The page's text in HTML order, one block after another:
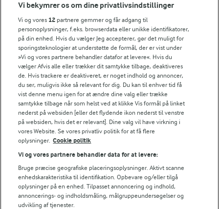
amerikansk dessertklassiker, der er tradition for at
servere til halloween og thanksgiving. Græskartærten
er fyldt med hokkaido, dejlige krydderier og appelsin.
Hokkaidosuppe
På kølige dage er en hurtig hokkaidosuppe et nemt
valg. Lad endelig skrællen sidde på, så får du endnu
mere farve på suppen. Hokkaidosuppen afrundes og
toppes med fraiche, æbletern og grofthakkede saltede
mandler.
Find opskriften påhokkaidosuppe
Se hele vores samling af
Vi bekymrer os om dine privatlivsindstillinger
Vi og vores 12 partnere gemmer og får adgang til
personoplysninger, f.eks. browserdata eller unikke identifikatorer,
på din enhed. Hvis du vælger Jeg accepterer, gør det muligt for
sporingsteknologier at understøtte de formål, der er vist under
»Vi og vores partnere behandler datafor at levere«. Hvis du
vælger Afvis alle eller trækker dit samtykke tilbage, deaktiveres
de. Hvis trackere er deaktiveret, er noget indhold og annoncer,
du ser, muligvis ikke så relevant for dig. Du kan til enhver tid få
vist denne menu igen for at ændre dine valg eller trække
samtykke tilbage når som helst ved at klikke Vis formål på linket
nederst på websiden [eller det flydende ikon nederst til venstre
på websiden, hvis det er relevant]. Dine valg vil have virkning i
vores Website. Se vores privatliv politik for at få flere
oplysninger. Cookie politik
Vi og vores partnere behandler data for at levere:
Bruge præcise geografiske placeringsoplysninger. Aktivt scanne
enhedskarakteristika til identifikation. Opbevare og/eller tilgå
oplysninger på en enhed. Tilpasset annoncering og indhold,
annoncerings- og indholdsmåling, målgruppeundersøgelser og
udvikling af tjenester.